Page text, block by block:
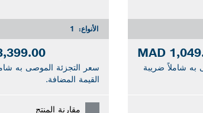
1,049.00
به شاملاً ضريبة
الأنواع: 1
MAD
سعر التجزئة الموصى به
القيمة المضافة.
مقارنة المنتج